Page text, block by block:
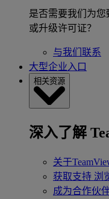
是否需要我们为
或升级许可证？
与我们联系
大型企业入口
相关资源
深入了解
关于
获取支持 浏
成为合作伙